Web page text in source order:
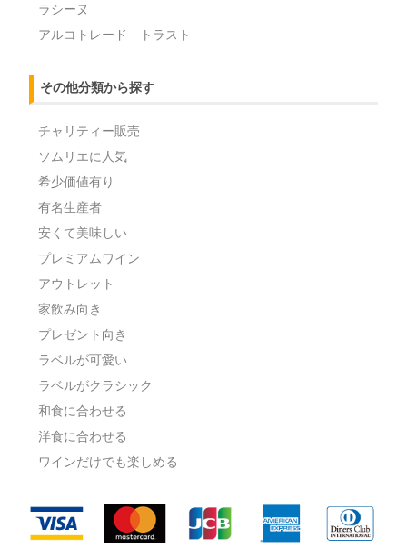
ラシーヌ
アルコトレード トラスト
その他分類から探す
チャリティー販売
ソムリエに人気
希少価値有り
有名生産者
安くて美味しい
プレミアムワイン
アウトレット
家飲み向き
プレゼント向き
ラベルが可愛い
ラベルがクラシック
和食に合わせる
洋食に合わせる
ワインだけでも楽しめる